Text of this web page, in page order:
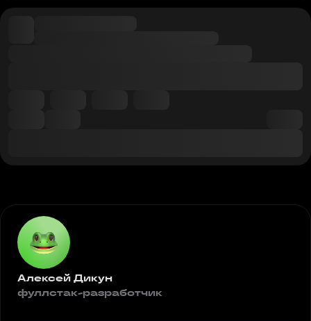
Алексей Дикун
фуллстак-разработчик